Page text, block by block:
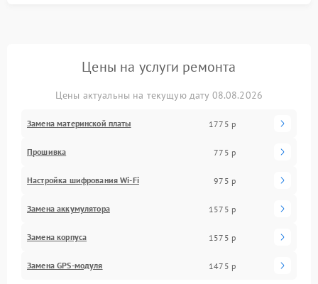
Цены на услуги ремонта
Цены актуальны на текущую дату 08.08.2026
Замена материнской платы 1775 р
Прошивка 775 р
Настройка шифрования Wi-Fi 975 р
Замена аккумулятора 1575 р
Замена корпуса 1575 р
Замена GPS-модуля 1475 р